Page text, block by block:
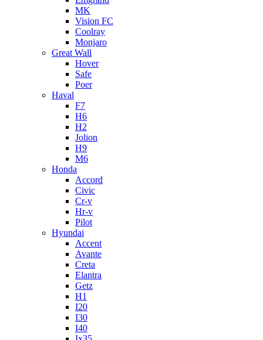
MK
Vision FC
Coolray
Monjaro
Great Wall
Hover
Safe
Poer
Haval
F7
H6
H2
Jolion
H9
M6
Honda
Accord
Civic
Cr-v
Hr-v
Pilot
Hyundai
Accent
Avante
Creta
Elantra
Getz
H1
I20
I30
I40